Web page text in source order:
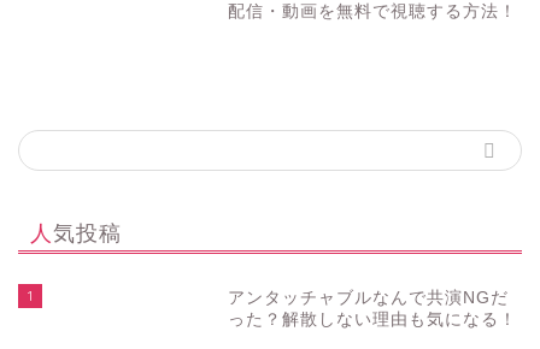
配信・動画を無料で視聴する方法！
人気投稿
1
アンタッチャブルなんで共演NGだ
った？解散しない理由も気になる！